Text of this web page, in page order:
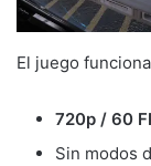
El juego
720p / 60
Sin modos